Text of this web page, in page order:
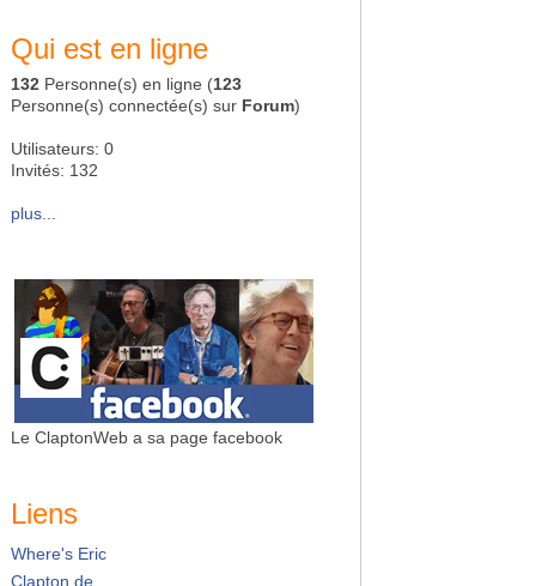
Qui est en ligne
132 Personne(s) en ligne (123
Personne(s) connectée(s) sur Forum)
Utilisateurs: 0
Invités: 132
plus...
Le ClaptonWeb a sa page facebook
Liens
Where's Eric
Clapton.de